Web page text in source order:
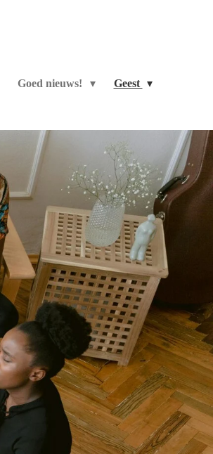
Goed nieuws!
Geest